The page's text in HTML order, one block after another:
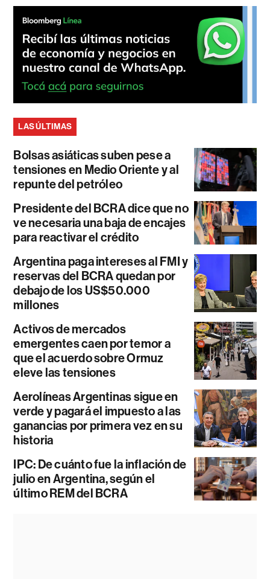
LAS ÚLTIMAS
Bolsas asiáticas suben pese a
tensiones en Medio Oriente y al
repunte del petróleo
Presidente del BCRA dice que no
ve necesaria una baja de encajes
para reactivar el crédito
Argentina paga intereses al FMI y
reservas del BCRA quedan por
debajo de los US$50.000
millones
Activos de mercados
emergentes caen por temor a
que el acuerdo sobre Ormuz
eleve las tensiones
Aerolíneas Argentinas sigue en
verde y pagará el impuesto a las
ganancias por primera vez en su
historia
IPC: De cuánto fue la inflación de
julio en Argentina, según el
último REM del BCRA